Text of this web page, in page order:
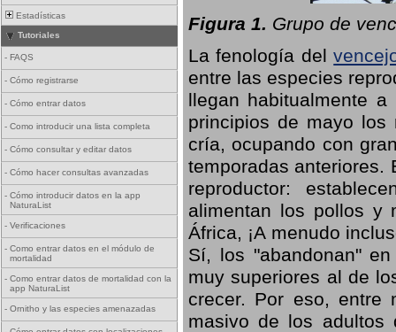
Estadísticas
Tutoriales
- FAQS
- Cómo registrarse
- Cómo entrar datos
- Como introducir una lista completa
- Cómo consultar y editar datos
- Cómo hacer consultas avanzadas
- Cómo introducir datos en la app
NaturaList
- Verificaciones
- Como entrar datos en el módulo de
mortalidad
- Como entrar datos de mortalidad con la
app NaturaList
- Ornitho y las especies amenazadas
Figura 1. Grupo de
La fenología del
entre las especies
llegan habitualmente
principios de mayo los
cría, ocupando con
temporadas anteriores.
reproductor:
alimentan los pollos y
África, ¡A menudo
Sí, los "abandonan"
muy superiores al de
crecer. Por eso, entre
masivo de los adultos